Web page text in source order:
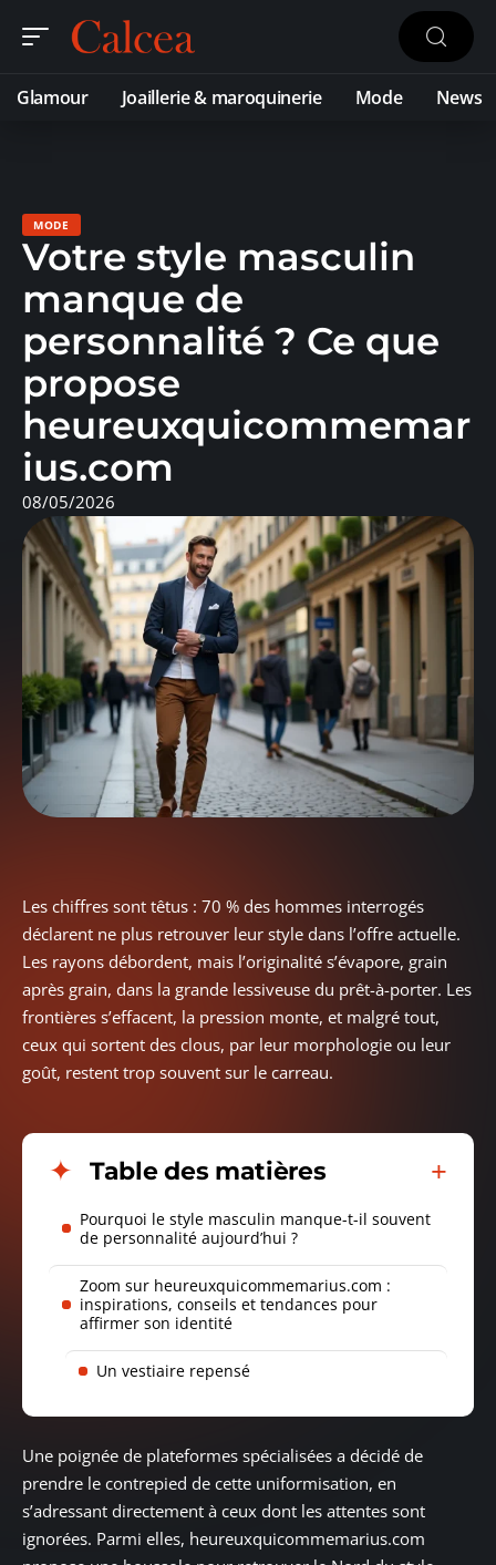
Glamour Joaillerie & maroquinerie Mode News
MODE
Votre style masculin
manque de
personnalité ? Ce que
propose
heureuxquicommemar
ius.com
08/05/2026
Les chiffres sont têtus : 70 % des hommes interrogés
déclarent ne plus retrouver leur style dans l’offre actuelle.
Les rayons débordent, mais l’originalité s’évapore, grain
après grain, dans la grande lessiveuse du prêt-à-porter. Les
frontières s’effacent, la pression monte, et malgré tout,
ceux qui sortent des clous, par leur morphologie ou leur
goût, restent trop souvent sur le carreau.
Table des matières
Pourquoi le style masculin manque-t-il souvent
de personnalité aujourd’hui ?
Zoom sur heureuxquicommemarius.com :
inspirations, conseils et tendances pour
affirmer son identité
Un vestiaire repensé
Une poignée de plateformes spécialisées a décidé de
prendre le contrepied de cette uniformisation, en
s’adressant directement à ceux dont les attentes sont
ignorées. Parmi elles, heureuxquicommemarius.com